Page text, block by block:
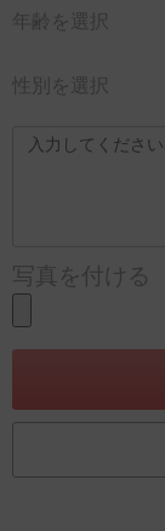
年齢を選択
性別を選択
写真を付ける